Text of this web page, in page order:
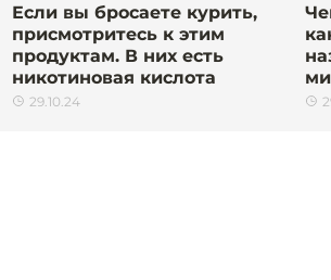
Если вы бросаете курить,
присмотритесь к этим
продуктам. В них есть
никотиновая кислота
29.10.24